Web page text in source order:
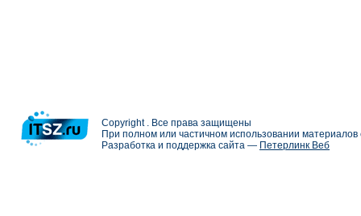
Copyright . Все права защищены
При полном или частичном использовании
Разработка и поддержка сайта — Петерлинк Веб